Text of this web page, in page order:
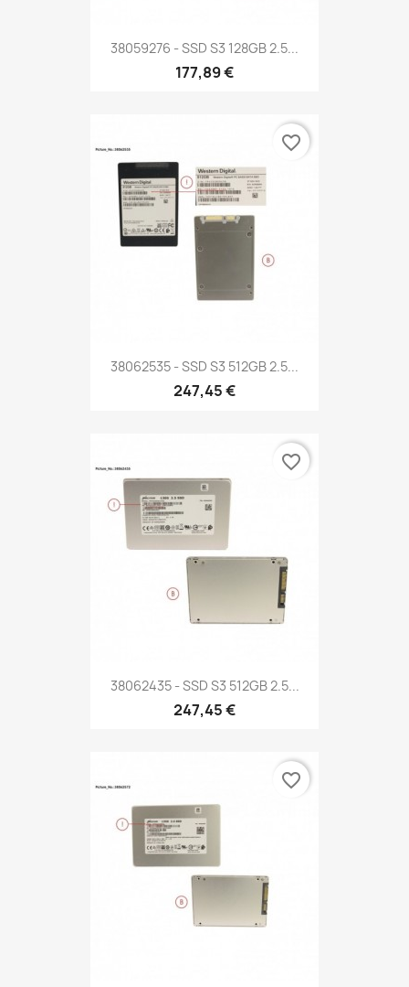
38059276 - SSD S3 128GB 2.5...
177,89 €
38062535 - SSD S3 512GB 2.5...
247,45 €
favorite_border
38062435 - SSD S3 512GB 2.5...
247,45 €
favorite_border
favorite_border